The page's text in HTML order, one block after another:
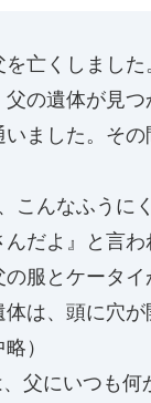
亡くしまし
の遺体が見
ました。そ
んなふうに
だよ』と言
服とケータ
は、頭に穴
）
父にいつも何